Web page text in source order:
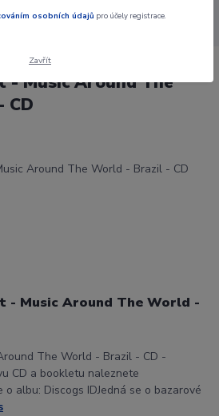
Artist - Music Around The World - Brazil -
Music Around The
CD
- Music Around The World -
The World - Brazil - CD -
CD a bookletu naleznete
o albu: Discogs IDJedná se o bazarové
osobních údajů pro účely registrace.
Zavřít